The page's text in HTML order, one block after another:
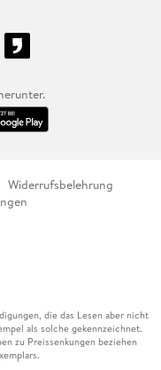
Widerrufsbelehrung
die das Lesen aber nicht
als solche gekennzeichnet.
zu Preissenkungen beziehen